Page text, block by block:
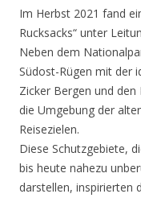
Im Herbst 2021 fand
Rucksacks“ unter
Neben dem
Südost-Rügen mit der
Zicker Bergen und
die Umgebung der
Reisezielen.
Diese Schutzgebiete,
bis heute nahezu
darstellen, inspirierten